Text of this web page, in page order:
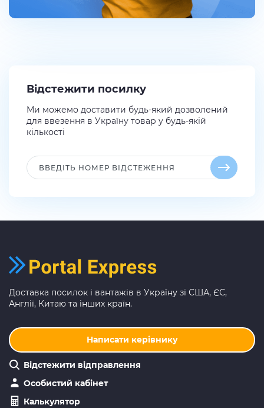
Відстежити посилку
Ми можемо доставити будь-який дозволений
для ввезення в Україну товар у будь-якій
кількості
Доставка посилок і вантажів в Україну зі США, ЄС,
Англії, Китаю та інших країн.
Написати керівнику
Відстежити відправлення
Особистий кабінет
Калькулятор